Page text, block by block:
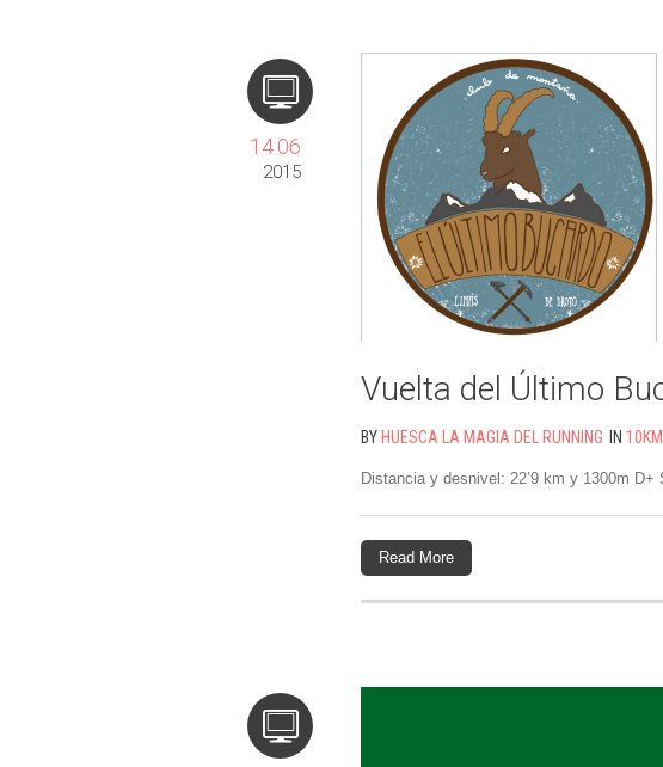
14.06
2015
Vuelta del Último
BY HUESCA LA MAGIA DEL RUNNING IN
Distancia y desnivel: 22’9 km y 1300m
Read More